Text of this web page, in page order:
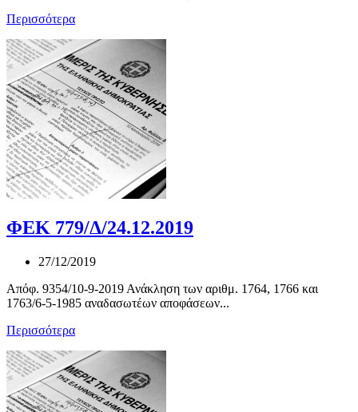
Περισσότερα
ΦΕΚ 779/Δ/24.12.2019
27/12/2019
Απόφ. 9354/10-9-2019 Ανάκληση των αριθμ. 1764, 1766 και
1763/6-5-1985 αναδασωτέων αποφάσεων...
Περισσότερα